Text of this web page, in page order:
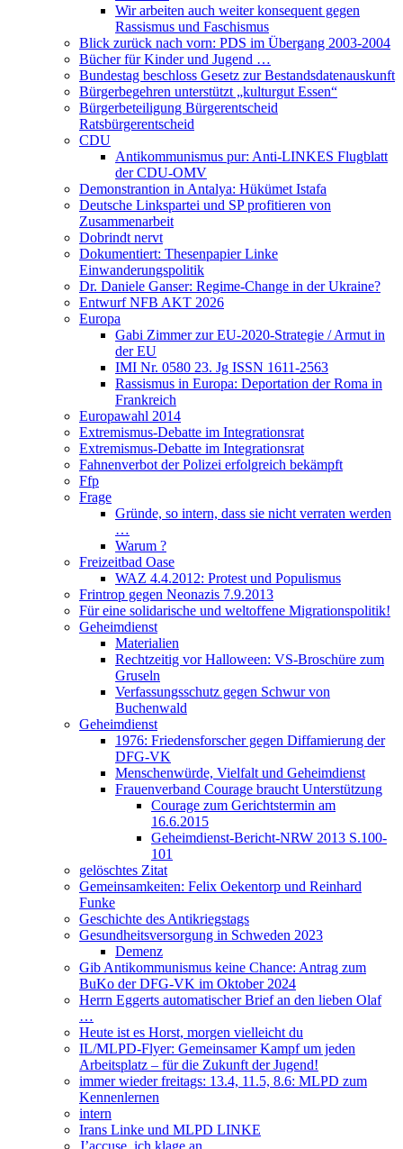
Wir arbeiten auch weiter konsequent gegen
Rassismus und Faschismus
Blick zurück nach vorn: PDS im Übergang 2003-2004
Bücher für Kinder und Jugend …
Bundestag beschloss Gesetz zur Bestandsdatenauskunft
Bürgerbegehren unterstützt „kulturgut Essen“
Bürgerbeteiligung Bürgerentscheid
Ratsbürgerentscheid
CDU
Antikommunismus pur: Anti-LINKES Flugblatt
der CDU-OMV
Demonstrantion in Antalya: Hükümet Istafa
Deutsche Linkspartei und SP profitieren von
Zusammenarbeit
Dobrindt nervt
Dokumentiert: Thesenpapier Linke
Einwanderungspolitik
Dr. Daniele Ganser: Regime-Change in der Ukraine?
Entwurf NFB AKT 2026
Europa
Gabi Zimmer zur EU-2020-Strategie / Armut in
der EU
IMI Nr. 0580 23. Jg ISSN 1611-2563
Rassismus in Europa: Deportation der Roma in
Frankreich
Europawahl 2014
Extremismus-Debatte im Integrationsrat
Extremismus-Debatte im Integrationsrat
Fahnenverbot der Polizei erfolgreich bekämpft
Ffp
Frage
Gründe, so intern, dass sie nicht verraten werden
…
Warum ?
Freizeitbad Oase
WAZ 4.4.2012: Protest und Populismus
Frintrop gegen Neonazis 7.9.2013
Für eine solidarische und weltoffene Migrationspolitik!
Geheimdienst
Materialien
Rechtzeitig vor Halloween: VS-Broschüre zum
Gruseln
Verfassungsschutz gegen Schwur von
Buchenwald
Geheimdienst
1976: Friedensforscher gegen Diffamierung der
DFG-VK
Menschenwürde, Vielfalt und Geheimdienst
Frauenverband Courage braucht Unterstützung
Courage zum Gerichtstermin am
16.6.2015
Geheimdienst-Bericht-NRW 2013 S.100-
101
gelöschtes Zitat
Gemeinsamkeiten: Felix Oekentorp und Reinhard
Funke
Geschichte des Antikriegstags
Gesundheitsversorgung in Schweden 2023
Demenz
Gib Antikommunismus keine Chance: Antrag zum
BuKo der DFG-VK im Oktober 2024
Herrn Eggerts automatischer Brief an den lieben Olaf
…
Heute ist es Horst, morgen vielleicht du
IL/MLPD-Flyer: Gemeinsamer Kampf um jeden
Arbeitsplatz – für die Zukunft der Jugend!
immer wieder freitags: 13.4, 11.5, 8.6: MLPD zum
Kennenlernen
intern
Irans Linke und MLPD LINKE
J’accuse, ich klage an